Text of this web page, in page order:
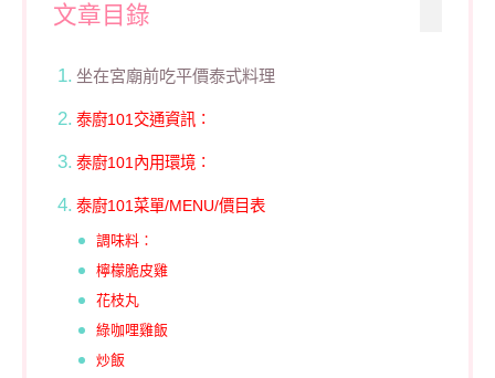
文章目錄
坐在宮廟前吃平價泰式料理
泰廚101交通資訊∶
泰廚101內用環境∶
泰廚101菜單/MENU/價目表
調味料∶
檸檬脆皮雞
花枝丸
綠咖哩雞飯
炒飯